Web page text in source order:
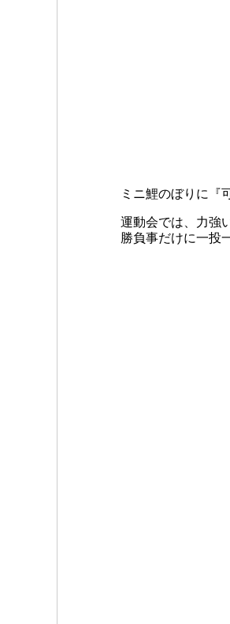
ミニ鯉のぼりに『
運動会では、力強
勝負事だけに一投